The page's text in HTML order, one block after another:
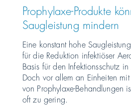
Suomi
Sverige
Switzerland DE FR IT
Türkiye
Prophylaxe-Produkte
Saugleistung mindern
Eine konstant hohe
für die Reduktion infektiöser
Basis für den Infektionsschutz
Doch vor allem an Einheiten
von Prophylaxe-Behandlungen
oft zu gering.